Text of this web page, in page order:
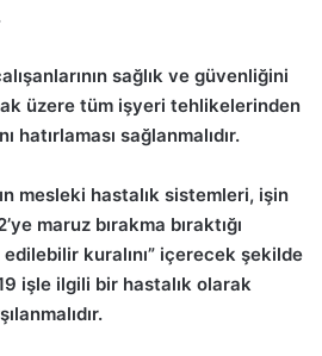
sağlık ve güvenliğini
üzere tüm işyeri tehlikelerinden
hatırlaması sağlanmalıdır.
mesleki hastalık sistemleri, işin
maruz bırakma bıraktığı
kuralını” içerecek şekilde
işle ilgili bir hastalık olarak